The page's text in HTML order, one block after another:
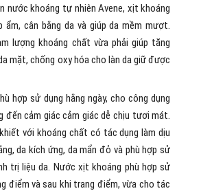
nước khoáng tự nhiên Avene, xịt khoáng
ẩm, cân bằng da và giúp da mềm mượt.
lượng khoáng chất vừa phải giúp tăng
mặt, chống oxy hóa cho làn da giữ được
hợp sử dụng hằng ngày, cho công dụng
đến cảm giác cảm giác dễ chịu tươi mát.
với khoáng chất có tác dụng làm dịu
da kích ứng, da mẩn đỏ và phù hợp sử
trị liệu da. Nước xịt khoáng phù hợp sử
điểm và sau khi trang điểm, vừa cho tác